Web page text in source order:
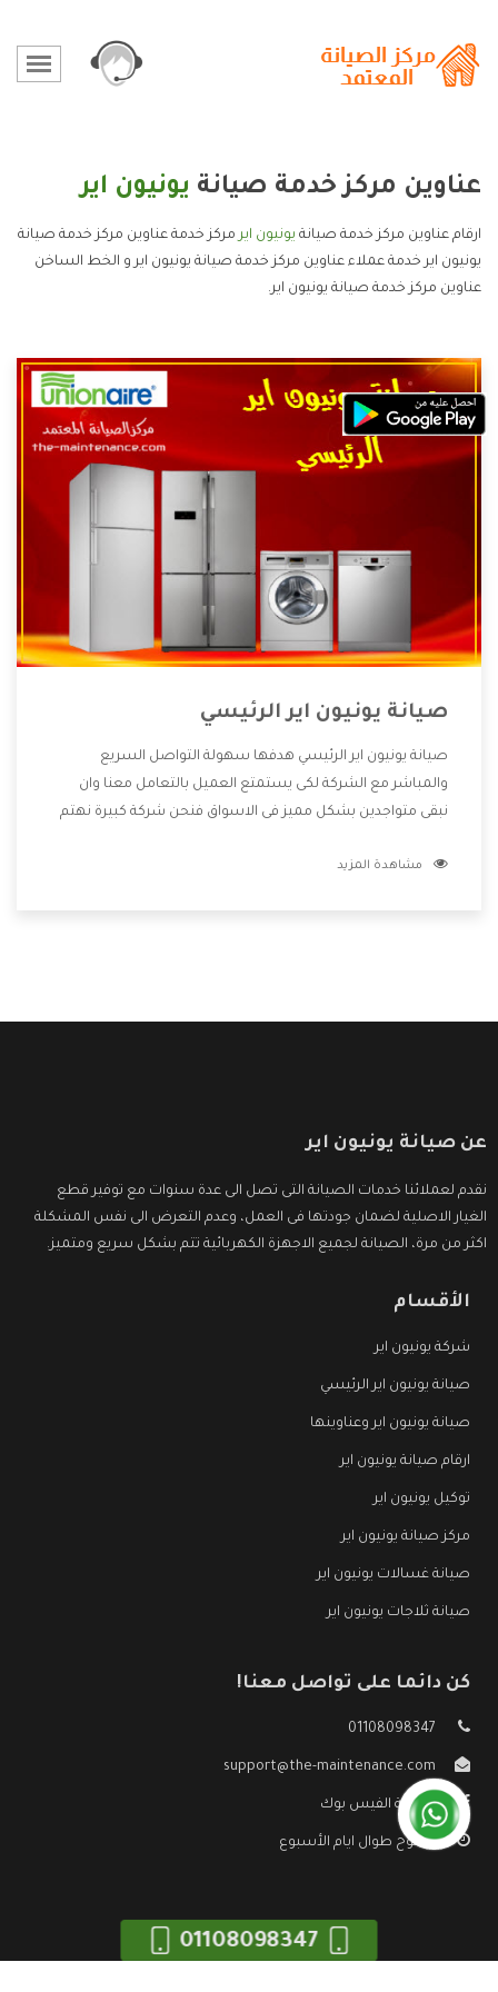
عناوين مركز خدمة صيانة يونيون اير
ارقام عناوين مركز خدمة صيانة يونيون ايرمركز خدمة عناوين مركز خدمة صيانة
يونيون اير خدمة عملاء عناوين مركز خدمة صيانة يونيون اير و الخط الساخن
عناوين مركز خدمة صيانة يونيون اير.
صيانة يونيون اير الرئيسي
صيانة يونيون اير الرئيسي هدفها سهولة التواصل السريع
والمباشر مع الشركة لكى يستمتع العميل بالتعامل معنا وان
نبقى متواجدين بشكل مميز فى الاسواق فنحن شركة كبيرة نهتم
الشركة بها والتى تكون منها خدمة الصيانة التى تكون من أهم
مشاهدة المزيد
عن صيانة يونيون اير
نقدم لعملائنا خدمات الصيانة التى تصل الى عدة سنوات مع توفير قطع
الغيار الاصلية لضمان جودتها فى العمل، وعدم التعرض الى نفس المشكلة
اكثر من مرة، الصيانة لجميع الاجهزة الكهربائية تتم بشكل سريع ومتميز.
الأقسام
شركة يونيون اير
صيانة يونيون اير الرئيسي
صيانة يونيون اير وعناوينها
ارقام صيانة يونيون اير
توكيل يونيون اير
مركز صيانة يونيون اير
صيانة غسالات يونيون اير
صيانة ثلاجات يونيون اير
كن دائما على تواصل معنا!
01108098347
support@the-maintenance.com
صفحة الفيس بوك
مفتوح طوال ايام الأسبوع
01108098347